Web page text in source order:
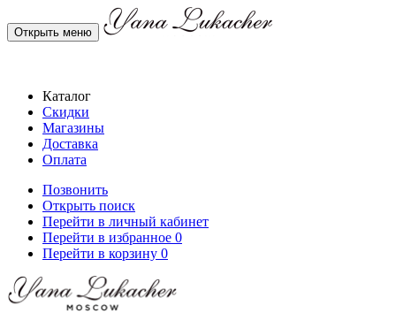
Открыть меню
Каталог
Скидки
Магазины
Доставка
Оплата
Позвонить
Открыть поиск
Перейти в личный кабинет
Перейти в избранное 0
Перейти в корзину 0